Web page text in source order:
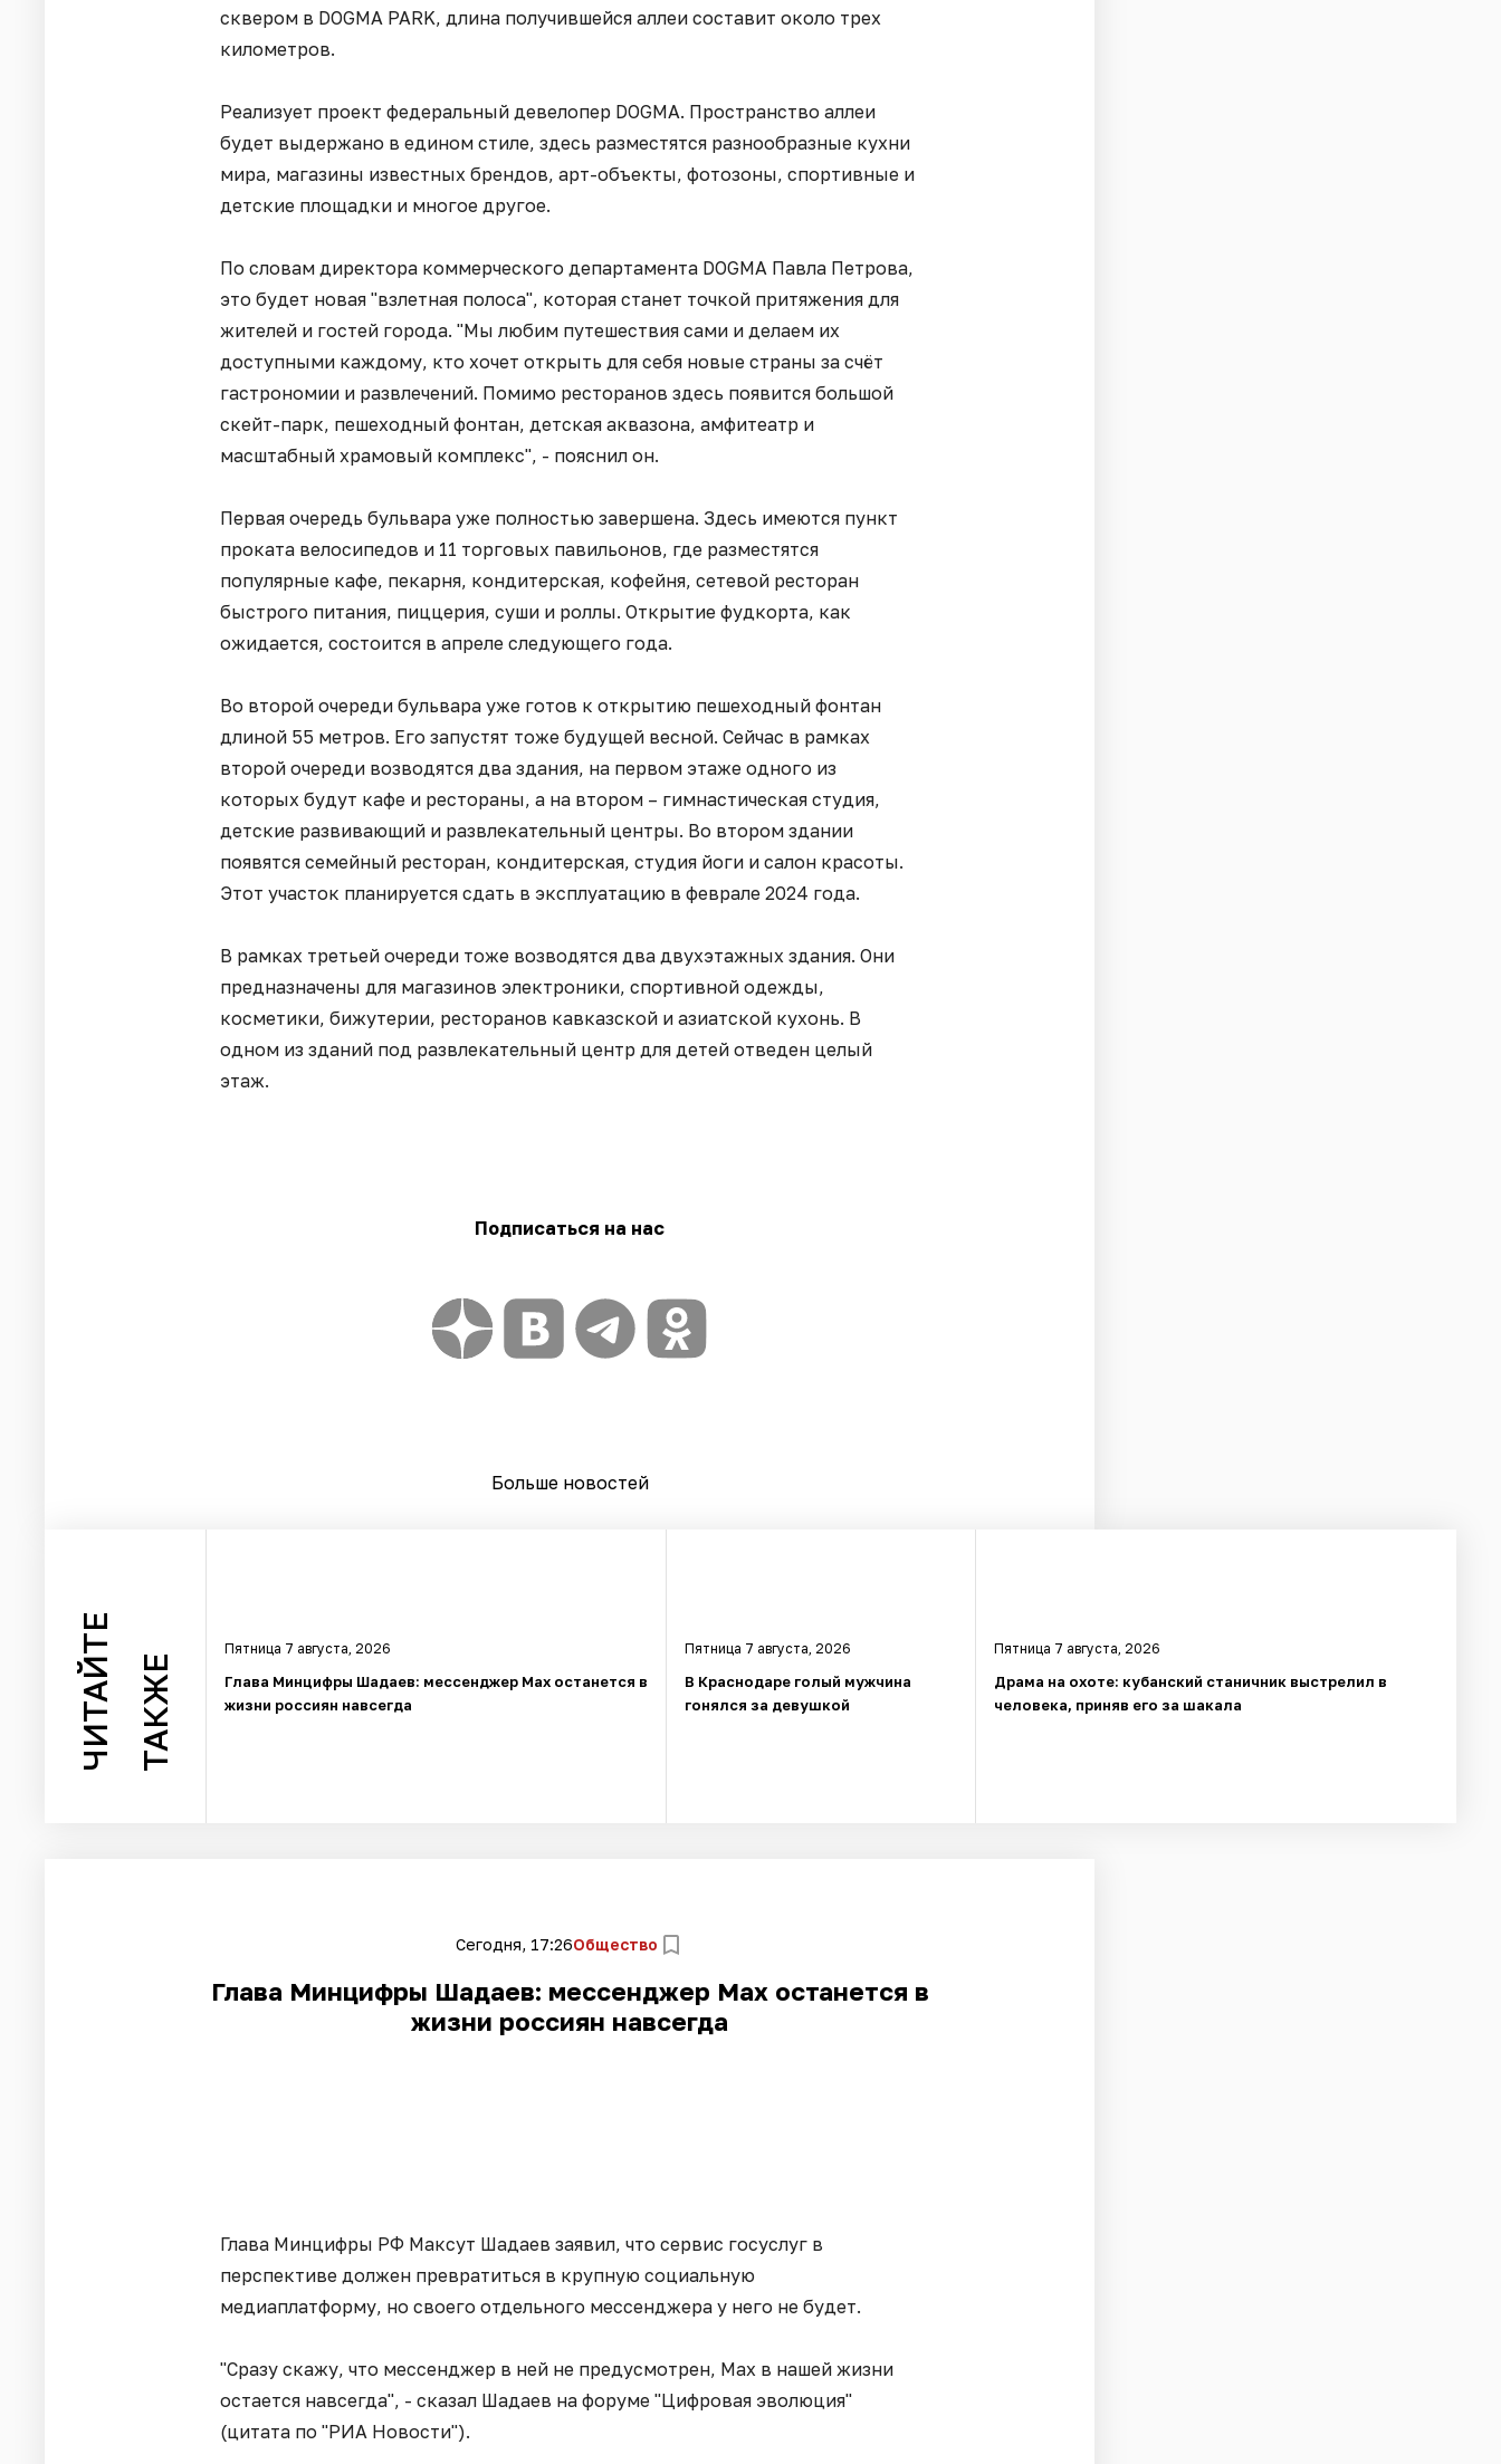
сквером в DOGMA PARK, длина получившейся аллеи составит около трех
километров.
Реализует проект федеральный девелопер DOGMA. Пространство аллеи
будет выдержано в едином стиле, здесь разместятся разнообразные кухни
мира, магазины известных брендов, арт-объекты, фотозоны, спортивные и
детские площадки и многое другое.
По словам директора коммерческого департамента DOGMA Павла Петрова,
это будет новая "взлетная полоса", которая станет точкой притяжения для
жителей и гостей города. "Мы любим путешествия сами и делаем их
доступными каждому, кто хочет открыть для себя новые страны за счёт
гастрономии и развлечений. Помимо ресторанов здесь появится большой
скейт-парк, пешеходный фонтан, детская аквазона, амфитеатр и
масштабный храмовый комплекс", - пояснил он.
Первая очередь бульвара уже полностью завершена. Здесь имеются пункт
проката велосипедов и 11 торговых павильонов, где разместятся
популярные кафе, пекарня, кондитерская, кофейня, сетевой ресторан
быстрого питания, пиццерия, суши и роллы. Открытие фудкорта, как
ожидается, состоится в апреле следующего года.
Во второй очереди бульвара уже готов к открытию пешеходный фонтан
длиной 55 метров. Его запустят тоже будущей весной. Сейчас в рамках
второй очереди возводятся два здания, на первом этаже одного из
которых будут кафе и рестораны, а на втором – гимнастическая студия,
детские развивающий и развлекательный центры. Во втором здании
появятся семейный ресторан, кондитерская, студия йоги и салон красоты.
Этот участок планируется сдать в эксплуатацию в феврале 2024 года.
В рамках третьей очереди тоже возводятся два двухэтажных здания. Они
предназначены для магазинов электроники, спортивной одежды,
косметики, бижутерии, ресторанов кавказской и азиатской кухонь. В
одном из зданий под развлекательный центр для детей отведен целый
этаж.
Подписаться на нас
Больше новостей
ЧИТАЙТЕ ТАКЖЕ
Пятница 7 августа, 2026
Глава Минцифры Шадаев: мессенджер Max останется в
жизни россиян навсегда
Пятница 7 августа, 2026
В Краснодаре голый мужчина
гонялся за девушкой
Пятница 7 августа, 2026
Драма на охоте: кубанский станичник выстрелил в
человека, приняв его за шакала
Сегодня, 17:26Общество
Глава Минцифры Шадаев: мессенджер Max останется в
жизни россиян навсегда
Глава Минцифры РФ Максут Шадаев заявил, что сервис госуслуг в
перспективе должен превратиться в крупную социальную
медиаплатформу, но своего отдельного мессенджера у него не будет.
"Сразу скажу, что мессенджер в ней не предусмотрен, Max в нашей жизни
остается навсегда", - сказал Шадаев на форуме "Цифровая эволюция"
(цитата по "РИА Новости").